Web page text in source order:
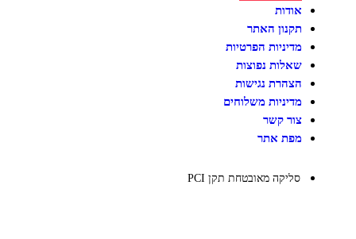
תקנון האתר
מדיניות הפרטיות
שאלות נפוצות
הצהרת נגישות
מדיניות משלוחים
צור קשר
מפת אתר
סליקה מאובטחת תקן PCI